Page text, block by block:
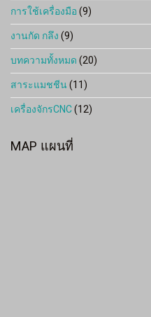
การใช้เครื่องมือ(9)
งานกัด กลึง(9)
บทความทั้งหมด(20)
สาระแมชชีน(11)
เครื่องจักรCNC(12)
MAP แผนที่